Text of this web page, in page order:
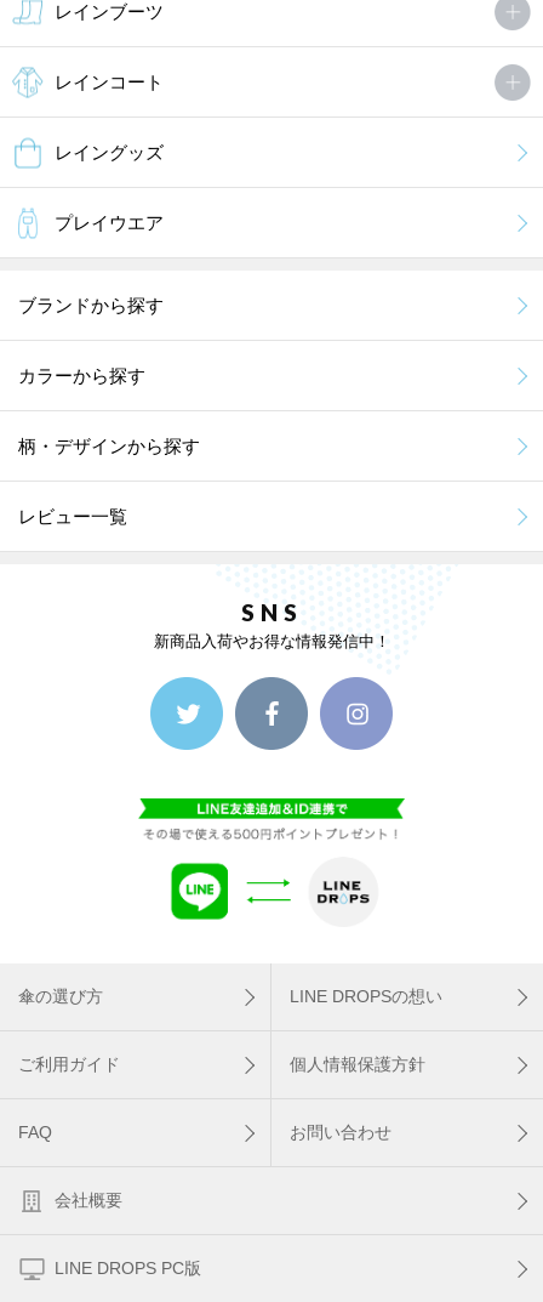
レインブーツ
レインコート
レイングッズ
プレイウエア
ブランドから探す
カラーから探す
柄・デザインから探す
レビュー一覧
SNS
新商品入荷やお得な情報発信中！
傘の選び方 LINE DROPSの想い
ご利用ガイド 個人情報保護方針
FAQ お問い合わせ
会社概要
LINE DROPS PC版